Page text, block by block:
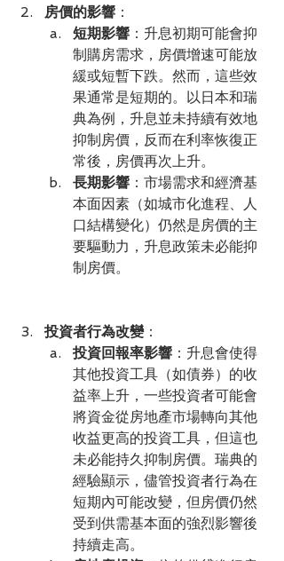
房價的影響 ：
短期影響 ：升息初期可能會抑
制購房需求，房價增速可能放
緩或短暫下跌。然而，這些效
果通常是短期的。以日本和瑞
典為例，升息並未持續有效地
抑制房價，反而在利率恢復正
常後，房價再次上升。
長期影響 ：市場需求和經濟基
本面因素（如城市化進程、人
口結構變化）仍然是房價的主
要驅動力，升息政策未必能抑
制房價。
投資者行為改變：
投資回報率影響 ：升息會使得
其他投資工具（如債券）的收
益率上升，一些投資者可能會
將資金從房地產市場轉向其他
收益更高的投資工具，但這也
未必能持久抑制房價。瑞典的
經驗顯示，儘管投資者行為在
短期內可能改變，但房價仍然
受到供需基本面的強烈影響後
持續走高。